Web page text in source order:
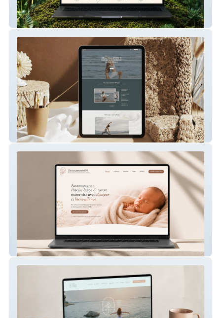
Treelife – Site internet pour un élagueur
WYoga – Plateforme de cours de yoga en
ligne
Douce parentalité – Site internet périnatal